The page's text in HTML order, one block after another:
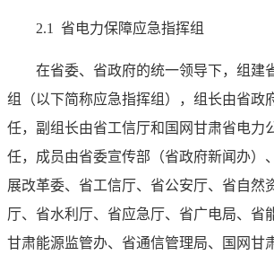
2.1 省电力保障应急指挥组
在省委、省政府的统一领导下，组建
组（以下简称应急指挥组），组长由省政
任，副组长由省工信厅和国网甘肃省电力
任，成员由省委宣传部（省政府新闻办）
展改革委、省工信厅、省公安厅、省自然
厅、省水利厅、省应急厅、省广电局、省
甘肃能源监管办、省通信管理局、国网甘